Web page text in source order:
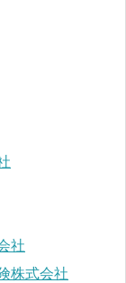
社
株式会社